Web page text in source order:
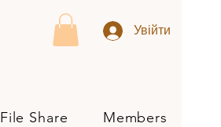
Увійти
File Share Members